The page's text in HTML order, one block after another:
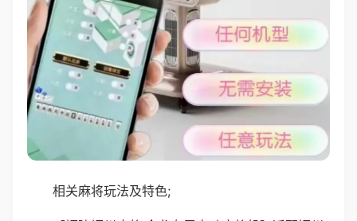
相关麻将玩法及特色;